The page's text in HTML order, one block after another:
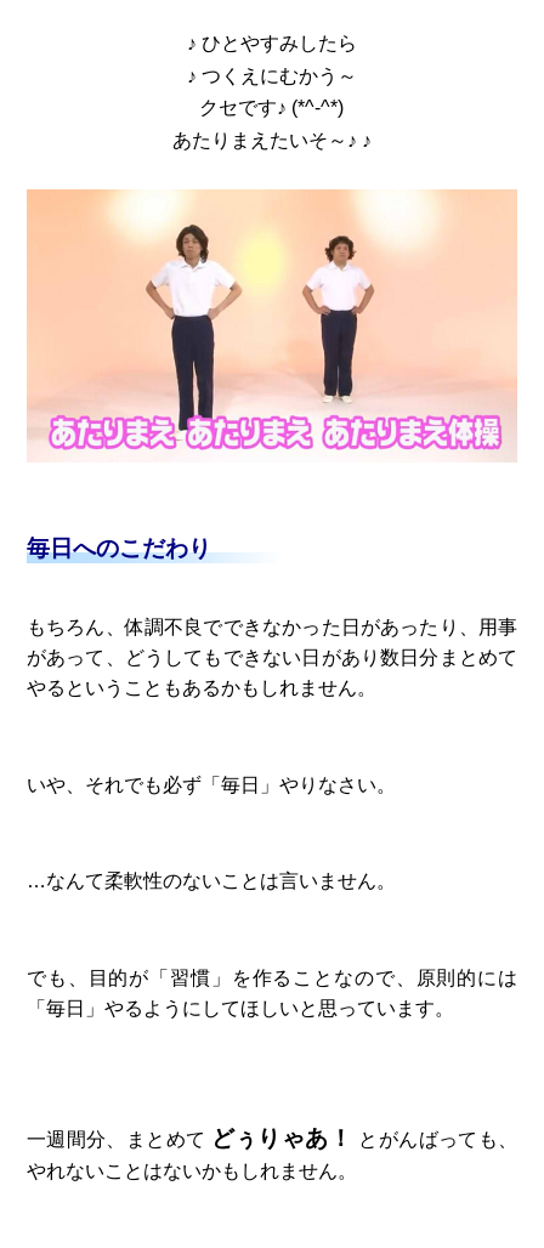
♪ ひとやすみしたら
♪ つくえにむかう～
クセです♪ (*^-^*)
あたりまえたいそ～♪ ♪
毎日へのこだわり
もちろん、体調不良でできなかった日があったり、用事
があって、どうしてもできない日があり数日分まとめて
やるということもあるかもしれません。
いや、それでも必ず「毎日」やりなさい。
…なんて柔軟性のないことは言いません。
でも、目的が「習慣」を作ることなので、原則的には
「毎日」やるようにしてほしいと思っています。
一週間分、まとめて どぅりゃあ！
とがんばっても、
やれないことはないかもしれません。